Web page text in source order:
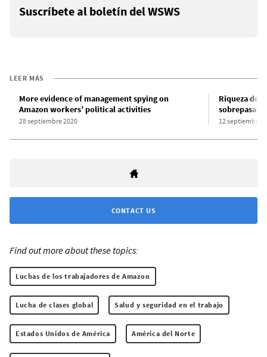
Suscríbete al boletín del WSWS
LEER MÁS
More evidence of management spying on
Amazon workers’ political activities
28 septiembre 2020
Riqueza del
sobrepasa
12 septiembre
CONTACT US
Find out more about these topics:
Luchas de los trabajadores de Amazon
Lucha de clases global Salud y seguridad en el trabajo
Estados Unidos de América América del Norte